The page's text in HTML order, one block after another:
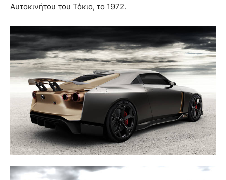
Αυτοκινήτου του Τόκιο, το 1972.